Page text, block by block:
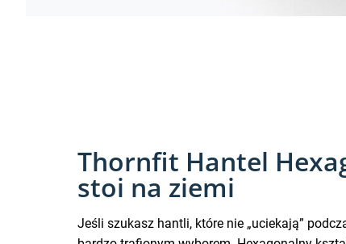
Thornfit Hantel
stoi na ziemi
Jeśli szukasz hantli, które nie „uciekają”